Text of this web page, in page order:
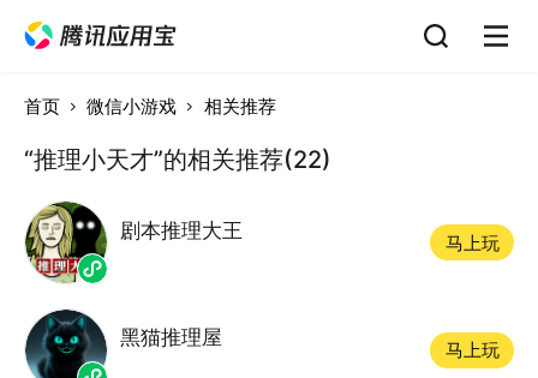
首页 微信小游戏 相关推荐
“推理小天才”的相关推荐(22)
剧本推理大王
马上玩
黑猫推理屋
马上玩